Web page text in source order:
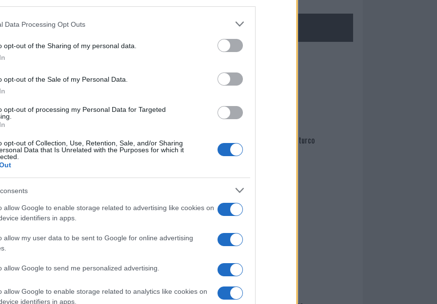
Data Processing Opt Outs
opt-out of the Sharing of my personal data.
opt-out of the Sale of my Personal Data.
opt-out of processing my Personal Data for Targeted
opt-out of Collection, Use, Retention, Sale, and/or Sharing
Data that Is Unrelated with the Purposes for which it
allow Google to enable storage related to advertising like cookies on
identifiers in apps.
allow my user data to be sent to Google for online advertising
allow Google to send me personalized advertising.
allow Google to enable storage related to analytics like cookies on
identifiers in apps.
Del Fuoco Cagliari NECROLOGIE
Martina Agostina Diturco
I nostri cari
I nostri cari